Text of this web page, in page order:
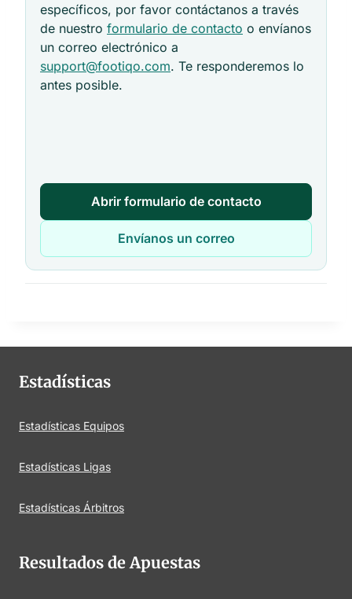
específicos, por favor contáctanos a través
de nuestro formulario de contacto o envíanos
un correo electrónico a
support@footiqo.com. Te responderemos lo
antes posible.
Abrir formulario de contacto
Envíanos un correo
Estadísticas
Estadísticas Equipos
Estadísticas Ligas
Estadísticas Árbitros
Resultados de Apuestas